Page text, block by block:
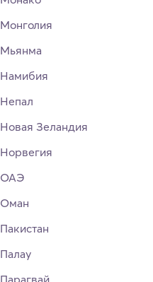
Монголия
Мьянма
Намибия
Непал
Новая Зеландия
Норвегия
ОАЭ
Оман
Пакистан
Палау